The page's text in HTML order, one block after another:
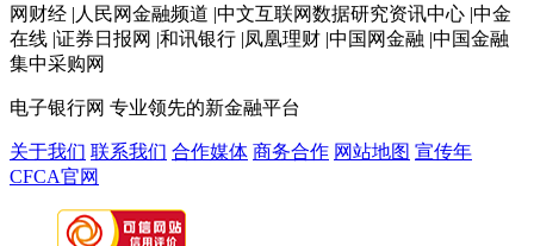
网财经 |人民网金融频道 |中文互联网数据研究资讯中心 |中金
在线 |证券日报网 |和讯银行 |凤凰理财 |中国网金融 |中国金融
集中采购网
电子银行网 专业领先的新金融平台
关于我们 联系我们 合作媒体 商务合作 网站地图 宣传年
CFCA官网